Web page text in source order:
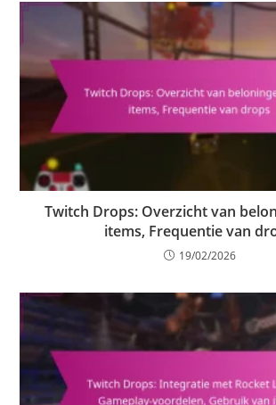
Twitch Drops: Overzicht van
items, Frequentie van
19/02/2026